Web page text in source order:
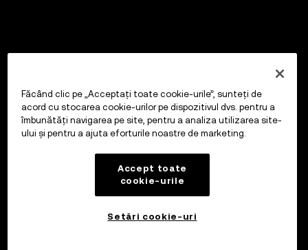
Făcând clic pe „Acceptați toate cookie-urile”, sunteți de
acord cu stocarea cookie-urilor pe dispozitivul dvs. pentru a
îmbunătăți navigarea pe site, pentru a analiza utilizarea site-
ului și pentru a ajuta eforturile noastre de marketing.
Accept toate
cookie-urile
Setări cookie-uri